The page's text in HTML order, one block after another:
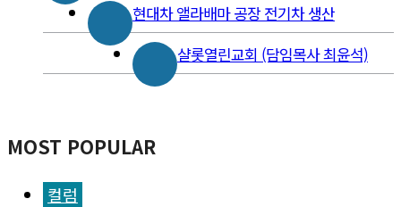
현대차 앨라배마 공장 전기차 생산
샬롯열린교회 (담임목사 최윤석)
MOST POPULAR
컬럼